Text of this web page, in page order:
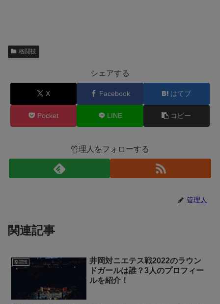
格闘技
シェアする
X Facebook はてブ
Pocket LINE コピー
管理人をフォローする
管理人
関連記事
格闘技
井岡対ニエテス戦2022のラウン
ドガールは誰？3人のプロフィー
ルを紹介！